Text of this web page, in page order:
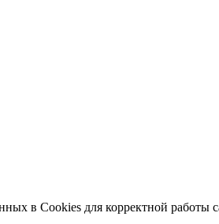
в Cookies для корректной